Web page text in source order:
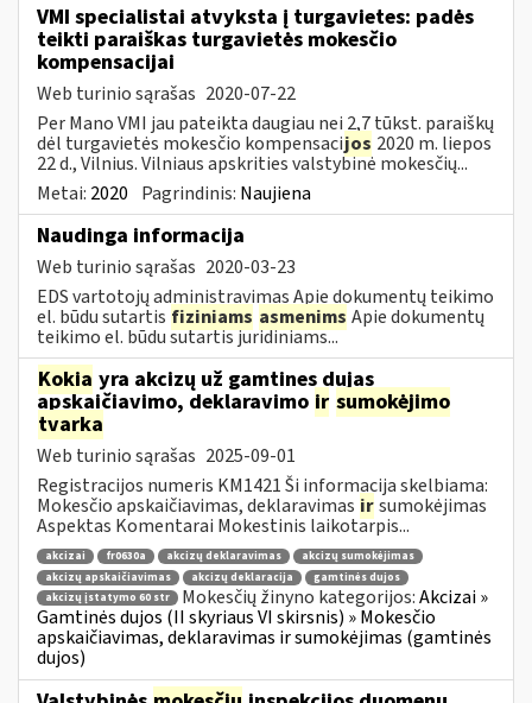
VMI specialistai atvyksta į turgavietes: padės
teikti paraiškas turgavietės mokesčio
kompensacijai
Web turinio sąrašas 2020-07-22
Per Mano VMI jau pateikta daugiau nei 2,7 tūkst. paraiškų
dėl turgavietės mokesčio kompensacijos 2020 m. liepos
22 d., Vilnius. Vilniaus apskrities valstybinė mokesčių...
Metai: 2020 Pagrindinis: Naujiena
Naudinga informacija
Web turinio sąrašas 2020-03-23
EDS vartotojų administravimas Apie dokumentų teikimo
el. būdu sutartis fiziniams asmenims Apie dokumentų
teikimo el. būdu sutartis juridiniams...
Kokia yra akcizų už gamtines dujas
apskaičiavimo, deklaravimo ir sumokėjimo
tvarka
Web turinio sąrašas 2025-09-01
Registracijos numeris KM1421 Ši informacija skelbiama:
Mokesčio apskaičiavimas, deklaravimas irsumokėjimas
Aspektas Komentarai Mokestinis laikotarpis...
akcizai fr0630a akcizų deklaravimas
akcizų sumokėjimas
akcizų apskaičiavimas
akcizų deklaracija
gamtinės dujos
akcizų įstatymo 60 str
Mokesčių žinyno kategorijos:Akcizai »
Gamtinės dujos (II skyriaus VI skirsnis) » Mokesčio
apskaičiavimas, deklaravimas ir sumokėjimas (gamtinės
dujos)